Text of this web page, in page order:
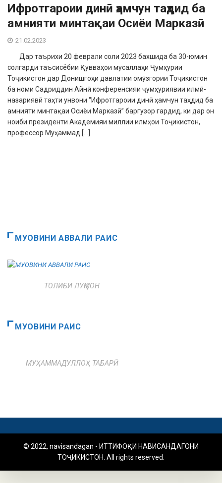
Ифротгароии динӣ ҳамчун таҳдид ба
амнияти минтақаи Осиёи Марказӣ
21.02.2023
Дар таърихи 20 феврали соли 2023 бахшида ба 30-юмин
солгарди таъсисёбии Қувваҳои мусаллаҳи Ҷумҳурии
Тоҷикистон дар Донишгоҳи давлатии омӯзгории Тоҷикистон
ба номи Садриддин Айнӣ конференсияи ҷумҳуриявии илмӣ-
назариявӣ таҳти унвони “Ифротгароии динӣ ҳамчун таҳдид ба
амнияти минтақаи Осиёи Марказӣ” баргузор гардид, ки дар он
ноиби президенти Академияи миллии илмҳои Тоҷикистон,
профессор Муҳаммад […]
МУОВИНИ АВВАЛИ РАИС
ТОЛИБИ ЛУҚМОН
МУОВИНИ РАИС
МУҲАММАДУЛЛОҲ ТАБАРӢ
© 2022, navisandagan - ИТТИФОҚИ НАВИСАНДАГОНИ
ТОҶИКИСТОН. All rights reserved.